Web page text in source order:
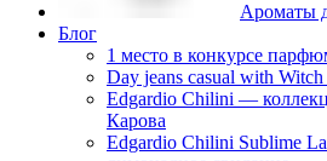
Ароматы
Блог
1 место в конкурсе
Day jeans casual with
Edgardio Chilini —
Карова
Edgardio Chilini Sublime